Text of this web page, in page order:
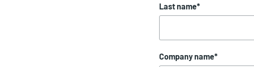
Last name*
Company name*